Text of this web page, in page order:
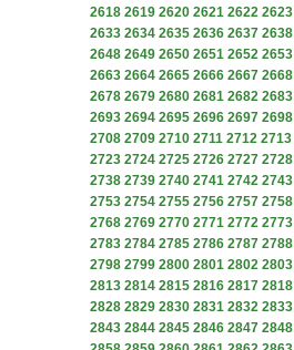
2618 2619 2620 2621 2622 2623
2633 2634 2635 2636 2637 2638
2648 2649 2650 2651 2652 2653
2663 2664 2665 2666 2667 2668
2678 2679 2680 2681 2682 2683
2693 2694 2695 2696 2697 2698
2708 2709 2710 2711 2712 2713
2723 2724 2725 2726 2727 2728
2738 2739 2740 2741 2742 2743
2753 2754 2755 2756 2757 2758
2768 2769 2770 2771 2772 2773
2783 2784 2785 2786 2787 2788
2798 2799 2800 2801 2802 2803
2813 2814 2815 2816 2817 2818
2828 2829 2830 2831 2832 2833
2843 2844 2845 2846 2847 2848